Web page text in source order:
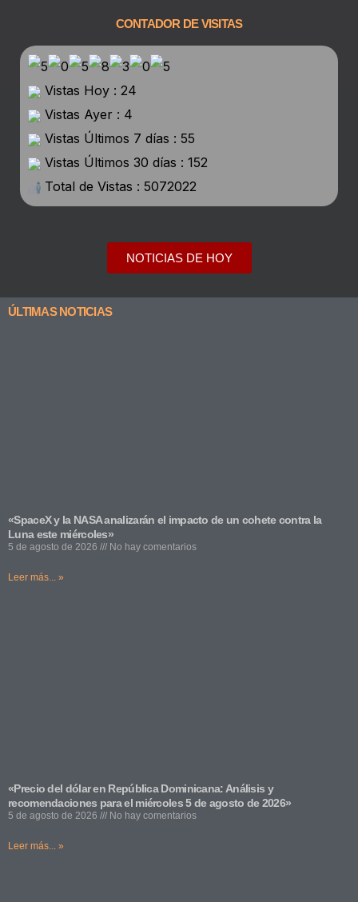
CONTADOR DE VISITAS
Vistas Hoy : 24
Vistas Ayer : 4
Vistas Últimos 7 días : 55
Vistas Últimos 30 días : 152
Total de Vistas : 5072022
NOTICIAS DE HOY
ÚLTIMAS NOTICIAS
«SpaceX y la NASA analizarán el impacto de un cohete contra la
Luna este miércoles»
5 de agosto de 2026 No hay comentarios
Leer más... »
«Precio del dólar en República Dominicana: Análisis y
recomendaciones para el miércoles 5 de agosto de 2026»
5 de agosto de 2026 No hay comentarios
Leer más... »